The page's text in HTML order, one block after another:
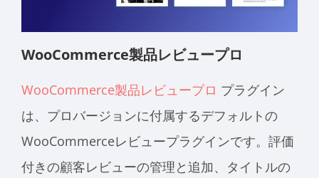
WooCommerce製品レビュープロ
WooCommerce製品レビュープロ プラグイン
は、プロバージョンに付属するデフォルトの
WooCommerceレビュープラグインです。評価
付きの顧客レビューの管理と追加、タイトルの